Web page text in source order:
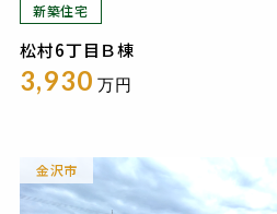
新築住宅
松村6丁目Ｂ棟
3,930 万円
金沢市